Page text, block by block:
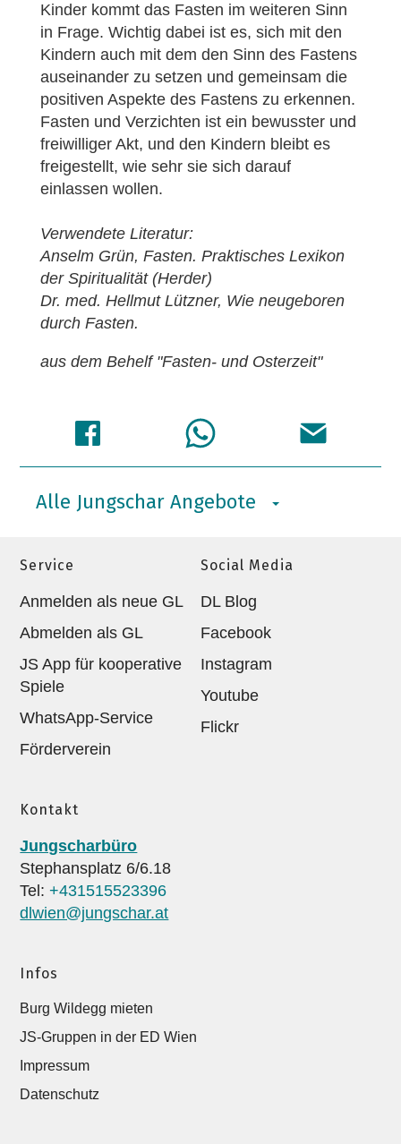
Kinder kommt das Fasten im weiteren Sinn
in Frage. Wichtig dabei ist es, sich mit den
Kindern auch mit dem den Sinn des Fastens
auseinander zu setzen und gemeinsam die
positiven Aspekte des Fastens zu erkennen.
Fasten und Verzichten ist ein bewusster und
freiwilliger Akt, und den Kindern bleibt es
freigestellt, wie sehr sie sich darauf
einlassen wollen.
Verwendete Literatur:
Anselm Grün, Fasten. Praktisches Lexikon
der Spiritualität (Herder)
Dr. med. Hellmut Lützner, Wie neugeboren
durch Fasten.
aus dem Behelf "Fasten- und Osterzeit"
Alle Jungschar Angebote
Service
Anmelden als neue GL
Abmelden als GL
JS App für kooperative
Spiele
WhatsApp-Service
Förderverein
Social Media
DL Blog
Facebook
Instagram
Youtube
Flickr
Kontakt
Jungscharbüro
Stephansplatz 6/6.18
Tel:+431515523396
dlwien@jungschar.at
Infos
Burg Wildegg mieten
JS-Gruppen in der ED Wien
Impressum
Datenschutz